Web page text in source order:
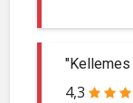
"Kellemes
4,3